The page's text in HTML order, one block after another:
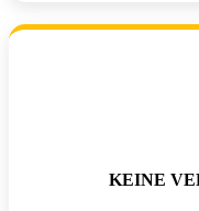
KEINE